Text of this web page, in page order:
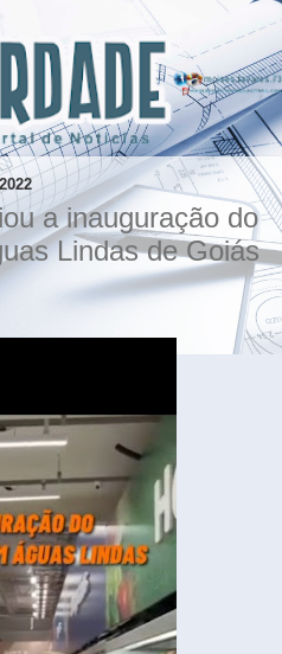
a inauguração do
Lindas de Goiás